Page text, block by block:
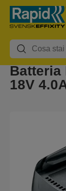
Batteria
18V